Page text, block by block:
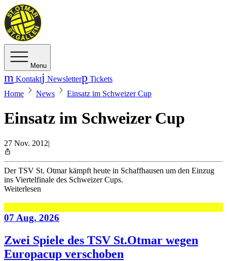
Menu
Kontakt Newsletter
Tickets
Home
News Einsatz im Schweizer Cup
Einsatz im Schweizer Cup
27 Nov. 2012|
Der TSV St. Otmar kämpft heute in Schaffhausen um den Einzug
ins Viertelfinale des Schweizer Cups.
Weiterlesen
07 Aug. 2026
Zwei Spiele des TSV St.Otmar wegen
Europacup verschoben